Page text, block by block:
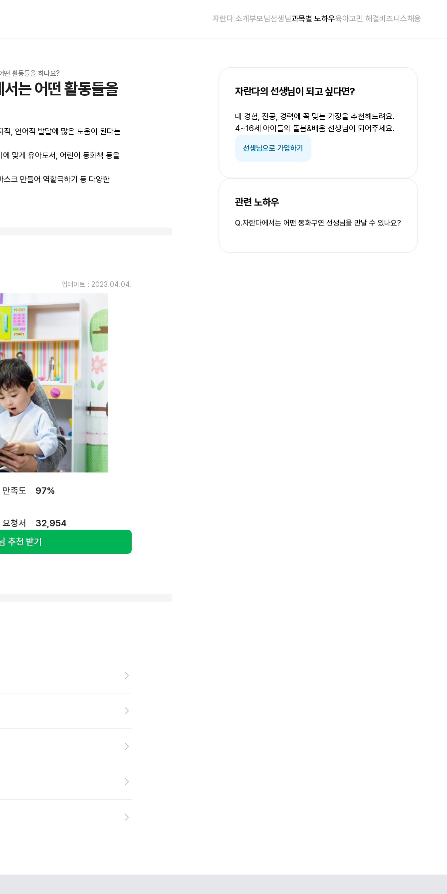
자란다 소개부모님선생님과목별 노하우육아고민 해결비즈니스채용
떤 활동들을 하나요?
는 어떤 활동들을
, 언어적 발달에 많은 도움이 된다는
맞게 유아도서, 어린이 동화책 등을
크 만들어 역할극하기 등 다양한
업데이트 : 2023.04.04.
만족도 97%
요청서 32,954
추천 받기
자란다의 선생님이 되고 싶다면?
내 경험, 전공, 경력에 꼭 맞는 가정을 추천해드려요.
4~16세 아이들의 돌봄&배움 선생님이 되어주세요.
선생님으로 가입하기
관련 노하우
Q.자란다에서는 어떤 동화구연 선생님을 만날 수 있나요?